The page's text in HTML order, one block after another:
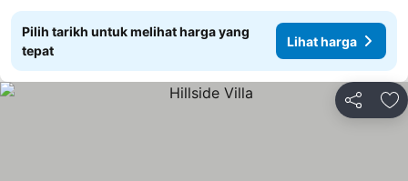
Pilih tarikh untuk melihat harga yang
tepat
Lihat harga
Kongsi